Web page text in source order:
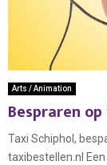
Arts / Animation
Bespraren
Taxi Schiphol,
taxibestellen.nl